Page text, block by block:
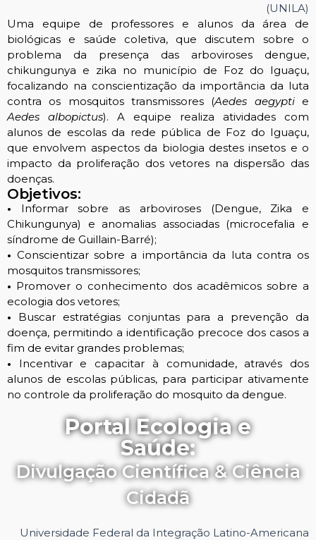
(UNILA)
Uma equipe de professores e alunos da área de
biológicas e saúde coletiva, que discutem sobre o
problema da presença das arboviroses dengue,
chikungunya e zika no município de Foz do Iguaçu,
focalizando na conscientização da importância da luta
contra os mosquitos transmissores (Aedes aegyptie
Aedes albopictus). A equipe realiza atividades com
alunos de escolas da rede pública de Foz do Iguaçu,
que envolvem aspectos da biologia destes insetos e o
impacto da proliferação dos vetores na dispersão das
doenças.
Objetivos:
• Informar sobre as arboviroses (Dengue, Zika e
Chikungunya) e anomalias associadas (microcefalia e
síndrome de Guillain-Barré);
• Conscientizar sobre a importância da luta contra os
mosquitos transmissores;
• Promover o conhecimento dos acadêmicos sobre a
ecologia dos vetores;
• Buscar estratégias conjuntas para a prevenção da
doença, permitindo a identificação precoce dos casos a
fim de evitar grandes problemas;
• Incentivar e capacitar à comunidade, através dos
alunos de escolas públicas, para participar ativamente
no controle da proliferação do mosquito da dengue.
Portal Ecologia e
Saúde:
Divulgação Científica & Ciência
Cidadã
Universidade Federal da Integração Latino-Americana